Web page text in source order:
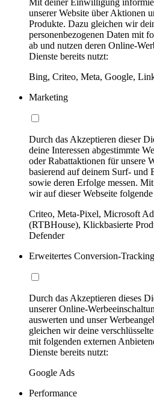
unserer Website über Aktionen
Produkte. Dazu gleichen wir
personenbezogenen Daten mit
ab und nutzen deren Online-
Dienste bereits nutzt:
Bing, Criteo, Meta, Google,
Marketing
Durch das Akzeptieren dieser
deine Interessen abgestimmte
oder Rabattaktionen für unsere
basierend auf deinem Surf- und
sowie deren Erfolge messen.
wir auf dieser Webseite
Criteo, Meta-Pixel, Microsoft
(RTBHouse), Klickbasierte
Defender
Erweitertes Conversion-Tracking
Durch das Akzeptieren dieses
unserer Online-
auswerten und unser
gleichen wir deine
mit folgenden externen
Dienste bereits nutzt:
Google Ads
Performance